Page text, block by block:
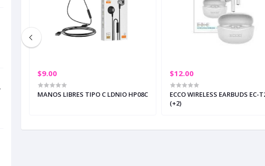
$9.00
MANOS LIBRES TIPO C LDNIO HP08C
$12.00
ECCO WIRELESS EARBUDS EC-
(+2)